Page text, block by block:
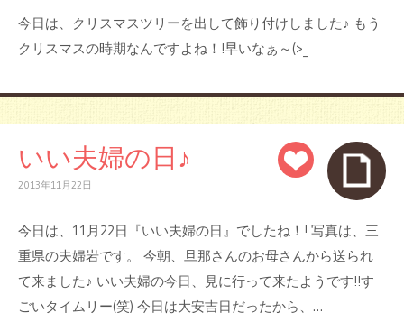
今日は、クリスマスツリーを出して飾り付けしました♪ もう
クリスマスの時期なんですよね！!早いなぁ～(>_
いい夫婦の日♪
2013年11月22日
今日は、11月22日『いい夫婦の日』でしたね！! 写真は、三
重県の夫婦岩です。 今朝、旦那さんのお母さんから送られ
て来ました♪ いい夫婦の今日、見に行って来たようです!!す
ごいタイムリー(笑) 今日は大安吉日だったから、…